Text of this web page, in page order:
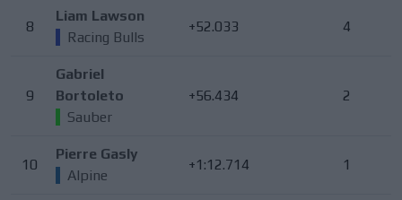
8
Liam Lawson
Racing Bulls
+52.033 4
9
Gabriel
Bortoleto
Sauber
+56.434 2
10
Pierre Gasly
Alpine
+1:12.714 1